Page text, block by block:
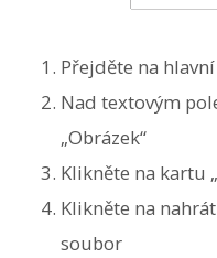
Přejděte na
Nad textovým
„Obrázek“
Klikněte na kartu
Klikněte na
soubor